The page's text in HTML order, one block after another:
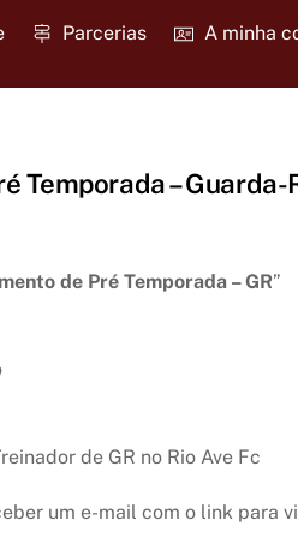
Parcerias A minha
Temporada – Guarda-
de Pré Temporada – GR”
de GR no Rio Ave Fc
um e-mail com o link para